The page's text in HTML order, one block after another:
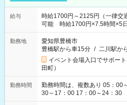
給与
時給1700円～2125円（一律交
可能 時給1700円×7.5時間×5日
勤務地
愛知県豊橋市
豊橋駅から車15分 / 二川駅か
イベント会場入口でサポー
田町）
勤務時間
勤務時間は、複数あり 05：00
30～17：00 17：00～24：
務もあります。 【休憩】60分+他休憩あり 交替で取得します。